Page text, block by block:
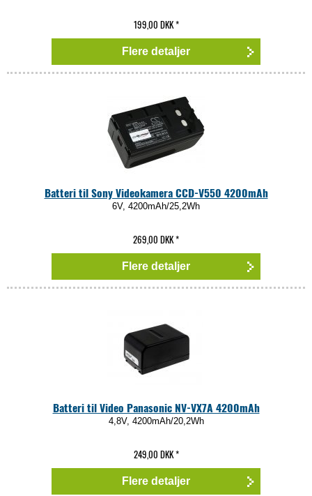
199,00 DKK*
Flere detaljer
Batteri til Sony Videokamera CCD-V550 4200mAh
6V, 4200mAh/25,2Wh
269,00 DKK*
Flere detaljer
Batteri til Video Panasonic NV-VX7A 4200mAh
4,8V, 4200mAh/20,2Wh
249,00 DKK*
Flere detaljer